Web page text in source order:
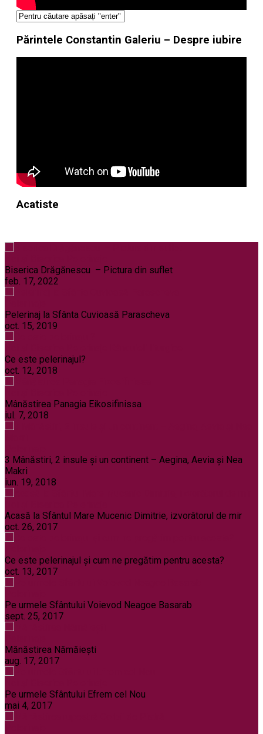
Părintele Constantin Galeriu – Despre iubire
Acatiste
Biserica Drăgănescu – Pictura din suflet
feb. 17, 2022
Pelerinaj la Sfânta Cuvioasă Parascheva
oct. 15, 2019
Ce este pelerinajul?
oct. 12, 2018
Mânăstirea Panagia Eikosifinissa
iul. 7, 2018
3 Mânăstiri, 2 insule și un continent – Aegina, Aevia și Nea
Makri
iun. 19, 2018
Acasă la Sfântul Mare Mucenic Dimitrie, izvorâtorul de mir
oct. 26, 2017
Ce este pelerinajul şi cum ne pregătim pentru acesta?
oct. 13, 2017
Pe urmele Sfântului Voievod Neagoe Basarab
sept. 25, 2017
Mănăstirea Nămăiești
aug. 17, 2017
Pe urmele Sfântului Efrem cel Nou
mai 4, 2017